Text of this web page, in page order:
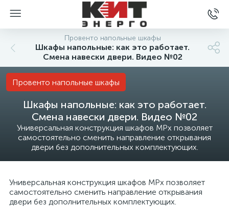
Провенто напольные шкафы
Шкафы напольные: как это работает.
Смена навески двери. Видео №02
Шкафы напольные: как это работает.
Смена навески двери. Видео №02
Универсальная конструкция шкафов MPx позволяет
самостоятельно сменить направление открывания
двери без дополнительных комплектующих.
Провенто напольные шкафы
Универсальная конструкция шкафов MPx позволяет
самостоятельно сменить направление открывания
двери без дополнительных комплектующих.